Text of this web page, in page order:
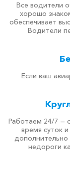
Все водители
хорошо
обеспечивает
Водители
Если ваш
Работаем 24/7 —
время суток
недороги